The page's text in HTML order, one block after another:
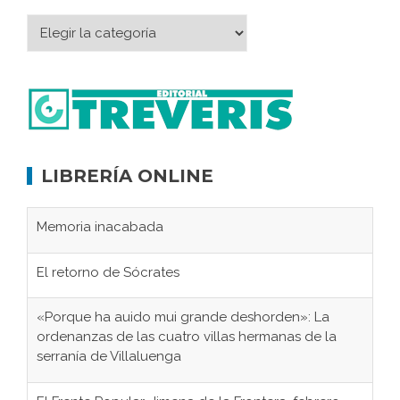
LIBRERÍA ONLINE
Memoria inacabada
El retorno de Sócrates
«Porque ha auido mui grande deshorden»: La
ordenanzas de las cuatro villas hermanas de la
serranía de Villaluenga